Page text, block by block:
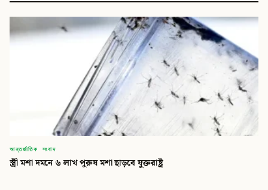
আন্তর্জাতিক সংবাদ
স্ত্রী মশা দমনে ৬ লাখ পুরুষ মশা ছাড়বে যুক্তরাষ্ট্র